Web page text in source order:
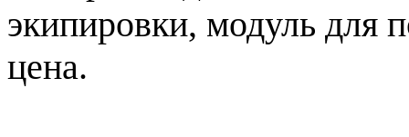
экипировки, модуль
цена.